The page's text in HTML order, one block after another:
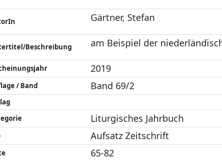
Gärtner, Stefan
Beschreibung am Beispiel der
2019
/ Band Band 69/2
Liturgisches Jahrbuch
Aufsatz Zeitschrift
65-82